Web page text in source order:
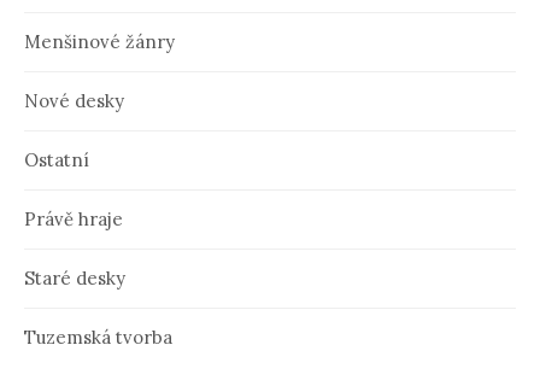
Menšinové žánry
Nové desky
Ostatní
Právě hraje
Staré desky
Tuzemská tvorba